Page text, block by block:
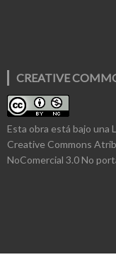
CREATIVE
Esta obra está bajo una
Creative Commons
NoComercial 3.0 No